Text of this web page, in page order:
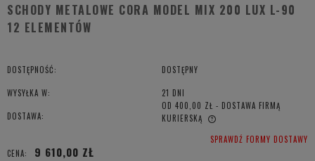
SCHODY METALOWE CORA MODEL MIX 200 LUX L-90
12 ELEMENTÓW
DOSTĘPNOŚĆ: DOSTĘPNY
WYSYŁKA W: 21 DNI
DOSTAWA:
OD 400,00 ZŁ - DOSTAWA FIRMĄ
KURIERSKĄ
CENA NIE ZAWIERA EWENTUALNYCH KOSZTÓW PŁATNOŚCISPRAWDŹ FORMY DOSTAWY
CENA:
9 610,00 ZŁ